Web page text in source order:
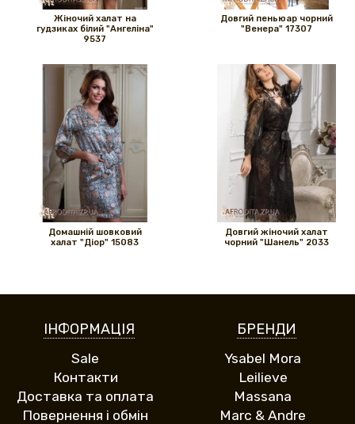
Жіночий халат на
гудзиках білий "Ангеліна"
9537
Довгий пеньюар чорний
"Венера" ​​17307
Домашній шовковий
халат "Діор" 15083
Довгий жіночий халат
чорний "Шанель" 2033
ІНФОРМАЦІЯ
Sale
Контакти
Доставка та оплата
Повернення і обмін
БРЕНДИ
Ysabel Mora
Leilieve
Massana
Marc & Andre